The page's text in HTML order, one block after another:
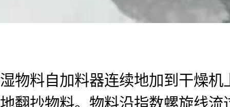
湿物料自加料器连续地加到干燥
地翻抄物料。物料沿指数螺旋线